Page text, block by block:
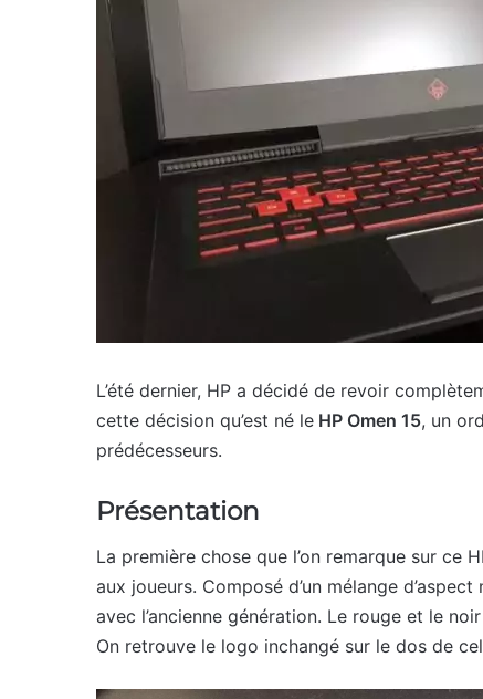
L’été dernier, HP a décidé de revoir
cette décision qu’est né le HP Omen 15, un
prédécesseurs.
Présentation
La première chose que l’on remarque sur ce
aux joueurs. Composé d’un mélange
avec l’ancienne génération. Le rouge et le
On retrouve le logo inchangé sur le dos de